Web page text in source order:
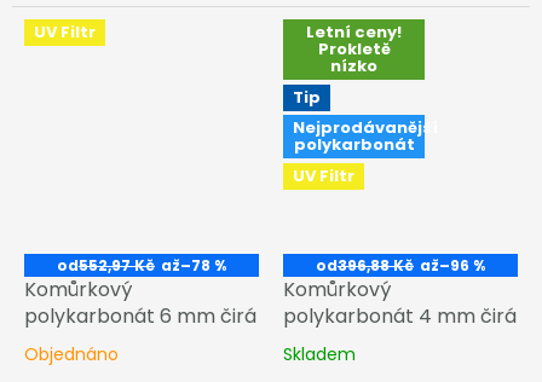
UV Filtr
od552,97 Kč až–78 %
Komůrkový
polykarbonát 6 mm čirá
Objednáno
Letní ceny!
Prokletě
nízko
Tip
Nejprodávanější
polykarbonát
UV Filtr
od396,88 Kč až–96 %
Komůrkový
polykarbonát 4 mm čirá
Skladem